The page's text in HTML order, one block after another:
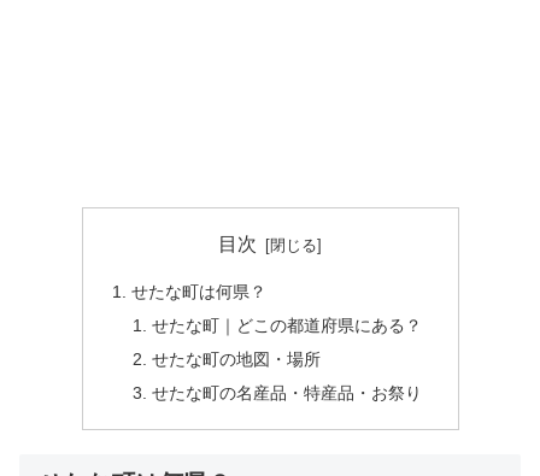
目次
せたな町は何県？
せたな町｜どこの都道府県にある？
せたな町の地図・場所
せたな町の名産品・特産品・お祭り